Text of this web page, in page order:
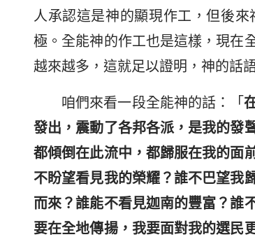
人承認這是神的顯現作工，但後
極。全能神的作工也是這樣，現在
越來越多，這就足以證明，神的話
咱們來看一段全能神的話：「
發出，震動了各邦各派，是我的發
都傾倒在此流中，都歸服在我的面
不盼望看見我的榮耀？誰不巴望我
而來？誰能不看見迦南的豐富？誰
要在全地傳揚，我要面對我的選民